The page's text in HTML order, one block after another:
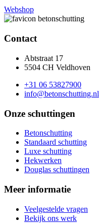
Webshop
Contact
Abtstraat 17
5504 CH Veldhoven
+31 06 53827900
info@betonschutting.nl
Onze schuttingen
Betonschutting
Standaard schutting
Luxe schutting
Hekwerken
Douglas schuttingen
Meer informatie
Veelgestelde vragen
Bekijk ons werk